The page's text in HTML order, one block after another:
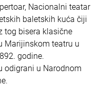
Nacionalni teatar
baletskih kuća čiji
tog bisera klasične
Marijinskom teatru u
godine.
odigrani u Narodnom